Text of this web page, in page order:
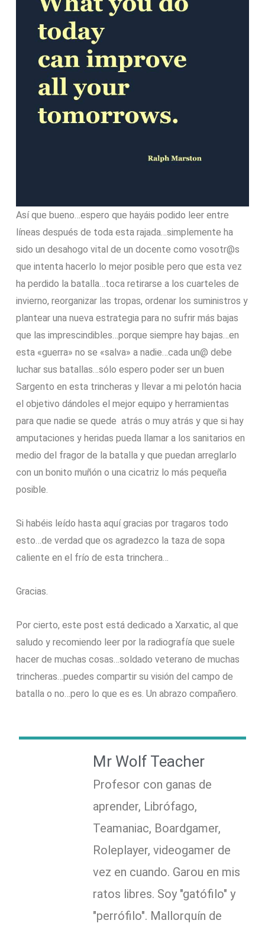
Así que bueno…espero que hayáis podido leer entre
líneas después de toda esta rajada…simplemente ha
sido un desahogo vital de un docente como vosotr@s
que intenta hacerlo lo mejor posible pero que esta vez
ha perdido la batalla…toca retirarse a los cuarteles de
invierno, reorganizar las tropas, ordenar los suministros y
plantear una nueva estrategia para no sufrir más bajas
que las imprescindibles…porque siempre hay bajas…en
esta «guerra» no se «salva» a nadie…cada un@ debe
luchar sus batallas…sólo espero poder ser un buen
Sargento en esta trincheras y llevar a mi pelotón hacia
el objetivo dándoles el mejor equipo y herramientas
para que nadie se quede atrás o muy atrás y que si hay
amputaciones y heridas pueda llamar a los sanitarios en
medio del fragor de la batalla y que puedan arreglarlo
con un bonito muñón o una cicatriz lo más pequeña
posible.
Si habéis leído hasta aquí gracias por tragaros todo
esto…de verdad que os agradezco la taza de sopa
caliente en el frío de esta trinchera…
Gracias.
Por cierto, este post está dedicado a Xarxatic, al que
saludo y recomiendo leer por la radiografía que suele
hacer de muchas cosas…soldado veterano de muchas
trincheras…puedes compartir su visión del campo de
batalla o no…pero lo que es es. Un abrazo compañero.
Mr Wolf Teacher
Profesor con ganas de
aprender, Librófago,
Teamaniac, Boardgamer,
Roleplayer, videogamer de
vez en cuando. Garou en mis
ratos libres. Soy "gatófilo" y
"perrófilo". Mallorquín de